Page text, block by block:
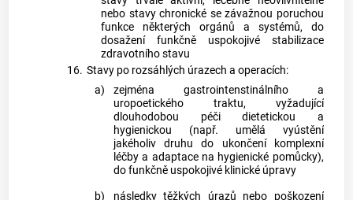
nebo stavy chronické se závažnou poruchou
funkce některých orgánů a systémů, do
dosažení funkčně uspokojivé stabilizace
zdravotního stavu
16. Stavy po rozsáhlých úrazech a operacích:
a)
zejména gastrointenstinálního a
uropoetického traktu, vyžadující
dlouhodobou péči dietetickou a
hygienickou (např. umělá vyústění
jakéholiv druhu do ukončení komplexní
léčby a adaptace na hygienické pomůcky),
do funkčně uspokojivé klinické úpravy
b)
následky těžkých úrazů nebo poškození